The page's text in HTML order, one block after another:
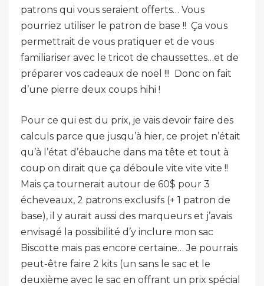
patrons qui vous seraient offerts… Vous
pourriez utiliser le patron de base !! Ça vous
permettrait de vous pratiquer et de vous
familiariser avec le tricot de chaussettes…et de
préparer vos cadeaux de noël !!! Donc on fait
d’une pierre deux coups hihi !
Pour ce qui est du prix, je vais devoir faire des
calculs parce que jusqu’à hier, ce projet n’était
qu’à l’état d’ébauche dans ma tête et tout à
coup on dirait que ça déboule vite vite vite !!
Mais ça tournerait autour de 60$ pour 3
écheveaux, 2 patrons exclusifs (+ 1 patron de
base), il y aurait aussi des marqueurs et j’avais
envisagé la possibilité d’y inclure mon sac
Biscotte mais pas encore certaine… Je pourrais
peut-être faire 2 kits (un sans le sac et le
deuxième avec le sac en offrant un prix spécial